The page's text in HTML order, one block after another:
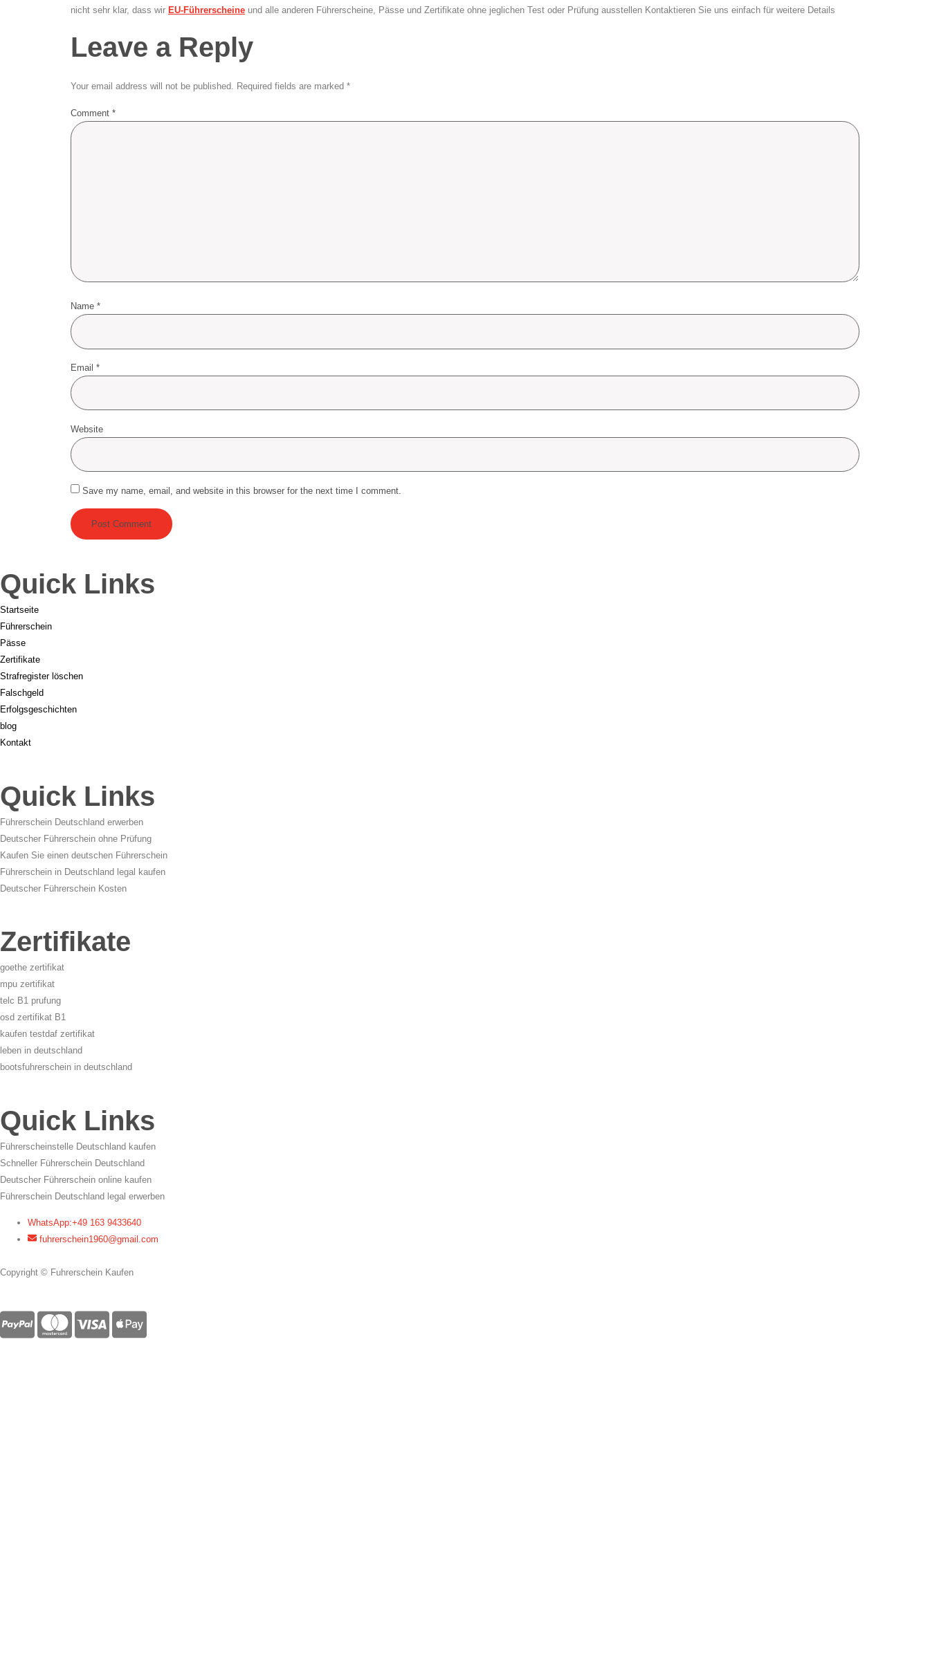
nicht sehr klar, dass wir EU-Führerscheine und alle anderen Führerscheine, Pässe und Zertifikate ohne jeglichen Test oder Prüfung ausstellen Kontaktieren Sie uns einfach für weitere Details
Leave a Reply
Your email address will not be published. Required fields are marked *
Comment *
Quick Links
Startseite
Führerschein
Pässe
Zertifikate
Strafregister löschen
Falschgeld
Erfolgsgeschichten
blog
Kontakt
Quick Links
Führerschein Deutschland erwerben
Deutscher Führerschein ohne Prüfung
Kaufen Sie einen deutschen Führerschein
Führerschein in Deutschland legal kaufen
Deutscher Führerschein Kosten
Zertifikate
mpu zertifikat
telc B1 prufung
osd zertifikat B1
kaufen testdaf zertifikat
leben in deutschland
bootsfuhrerschein in deutschland
Quick Links
Führerscheinstelle Deutschland kaufen
Schneller Führerschein Deutschland
Deutscher Führerschein online kaufen
Führerschein Deutschland legal erwerben
fuhrerschein1960@gmail.com